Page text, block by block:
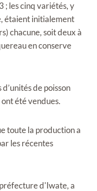
; les cinq variétés, y
étaient initialement
chacune, soit deux à
en conserve
de poisson
été vendues.
toute la production a
les récentes
d'Iwate, a